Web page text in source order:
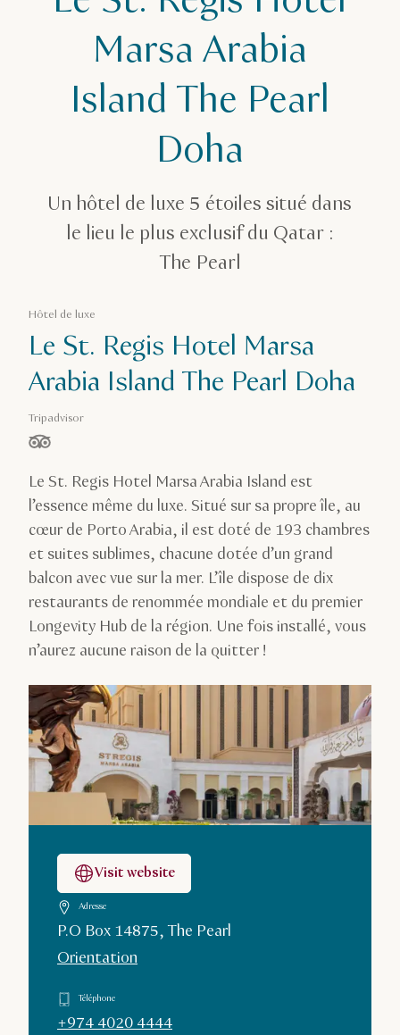
Hébergements au Qatar
Le St. Regis Hotel Marsa Arabia Island The Pearl Doha
Marsa Arabia
Island The Pearl
Doha
Un hôtel de luxe 5 étoiles situé dans
le lieu le plus exclusif du Qatar :
The Pearl
Hôtel de luxe
Le St. Regis Hotel Marsa
Arabia Island The Pearl Doha
Tripadvisor
étoiles sur 5, basé sur
Le St. Regis Hotel Marsa Arabia Island est
l’essence même du luxe. Situé sur sa propre île, au
cœur de Porto Arabia, il est doté de 193 chambres
et suites sublimes, chacune dotée d’un grand
balcon avec vue sur la mer. L’île dispose de dix
restaurants de renommée mondiale et du premier
Longevity Hub de la région. Une fois installé, vous
n’aurez aucune raison de la quitter !
Visit website
Adresse
P.O Box 14875, The Pearl
Orientation
Téléphone
+974 4020 4444